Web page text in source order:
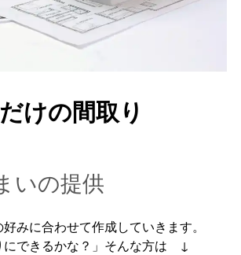
けの間取り
いの提供
みに合わせて作成していきます。
にできるかな？」そんな方は ↓